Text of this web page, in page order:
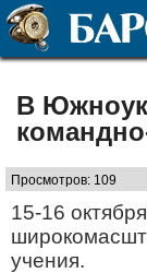
В
Просмотров: 109
15-16
учения.